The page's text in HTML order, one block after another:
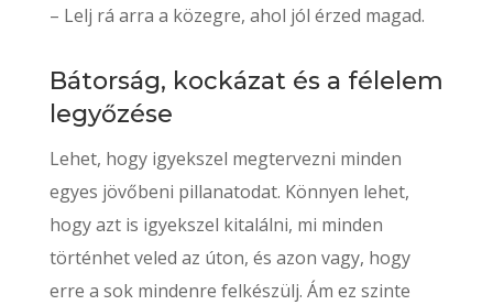
– Lelj rá arra a közegre, ahol jól érzed magad.
Bátorság, kockázat és a félelem
legyőzése
Lehet, hogy igyekszel megtervezni minden
egyes jövőbeni pillanatodat. Könnyen lehet,
hogy azt is igyekszel kitalálni, mi minden
történhet veled az úton, és azon vagy, hogy
erre a sok mindenre felkészülj. Ám ez szinte